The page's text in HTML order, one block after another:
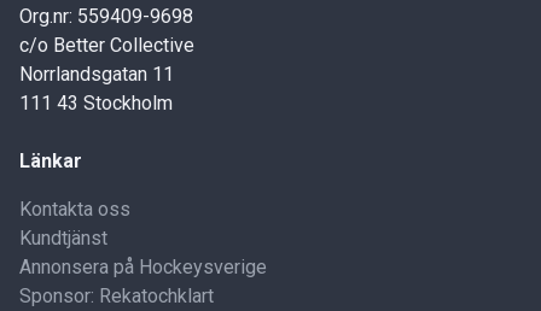
Org.nr: 559409-9698
c/o Better Collective
Norrlandsgatan 11
111 43 Stockholm
Länkar
Kontakta oss
Kundtjänst
Annonsera på Hockeysverige
Sponsor: Rekatochklart